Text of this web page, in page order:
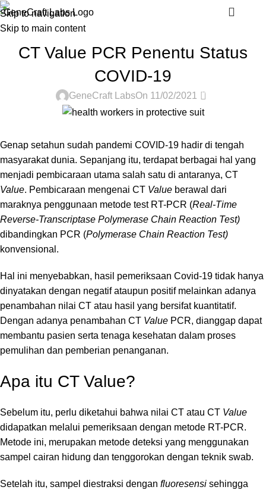
Skip to navigation
Skip to main content
CT Value PCR Penentu Status
COVID-19
GeneCraft LabsOn 11/02/2021 0
Genap setahun sudah pandemi COVID-19 hadir di tengah
masyarakat dunia. Sepanjang itu, terdapat berbagai hal yang
menjadi pembicaraan utama salah satu di antaranya, CT
Value. Pembicaraan mengenai CT Value berawal dari
maraknya penggunaan metode test RT-PCR (Real-Time
Reverse-Transcriptase Polymerase Chain Reaction Test)
dibandingkan PCR (Polymerase Chain Reaction Test)
konvensional.
Hal ini menyebabkan, hasil pemeriksaan Covid-19 tidak hanya
dinyatakan dengan negatif ataupun positif melainkan adanya
penambahan nilai CT atau hasil yang bersifat kuantitatif.
Dengan adanya penambahan CT Value PCR, dianggap dapat
membantu pasien serta tenaga kesehatan dalam proses
pemulihan dan pemberian penanganan.
Apa itu CT Value?
Sebelum itu, perlu diketahui bahwa nilai CT atau CT Value
didapatkan melalui pemeriksaan dengan metode RT-PCR.
Metode ini, merupakan metode deteksi yang menggunakan
sampel cairan hidung dan tenggorokan dengan teknik swab.
Setelah itu, sampel diestraksi dengan fluoresensi sehingga